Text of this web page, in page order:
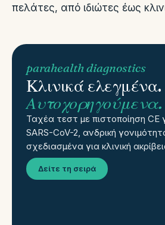
πελάτες, από ιδιώτες έως
parahealth diagnostics
Κλινικά ελεγμένα.
Αυτοχορηγούμενα.
Ταχέα τεστ με πιστοποίηση CE
SARS-CoV-2, ανδρική
σχεδιασμένα για κλινική
Δείτε τη σειρά